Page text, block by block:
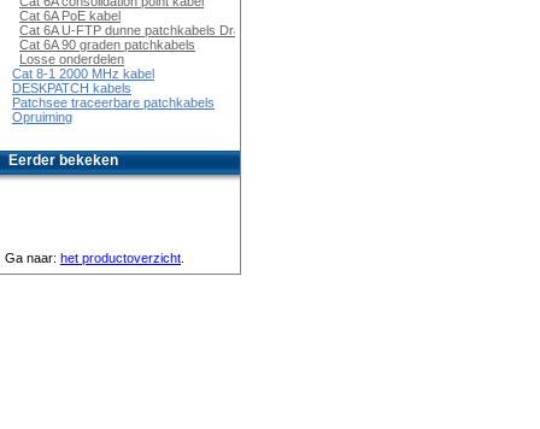
Cat 6A PoE kabel
Cat 6A U-FTP dunne patchkabels Draaibaar
Cat 6A 90 graden patchkabels
Losse onderdelen
Cat 8-1 2000 MHz kabel
DESKPATCH kabels
Patchsee traceerbare patchkabels
Opruiming
Eerder bekeken
Ga naar: het productoverzicht